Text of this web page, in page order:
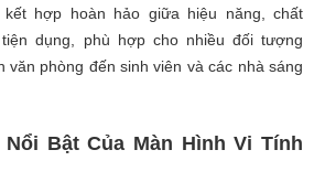
kết hợp hoàn hảo giữa hiệu năng, chất
dụng, phù hợp cho nhiều đối tượng
văn phòng đến sinh viên và các nhà sáng
Bật Của Màn Hình Vi Tính